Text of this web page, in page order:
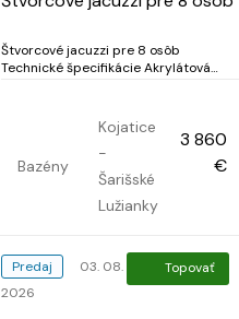
Štvorcové jacuzzi pre 8 osôb
Technické špecifikácie Akrylátová
vírivými kadiami; je odolný a vzdoruje
vplyvom UV žiarenia, vysokým
teplotám a...
Bazény
Kojatice
-
Šarišské
Lužianky
3 860
€
Predaj
03. 08.
2026
Topovať